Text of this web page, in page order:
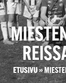
ETUSIVU»